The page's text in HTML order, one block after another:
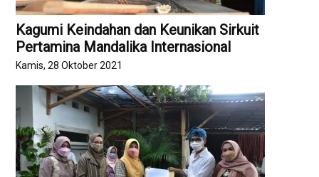
Kagumi Keindahan dan Keunikan Sirkuit
Pertamina Mandalika Internasional
Kamis, 28 Oktober 2021